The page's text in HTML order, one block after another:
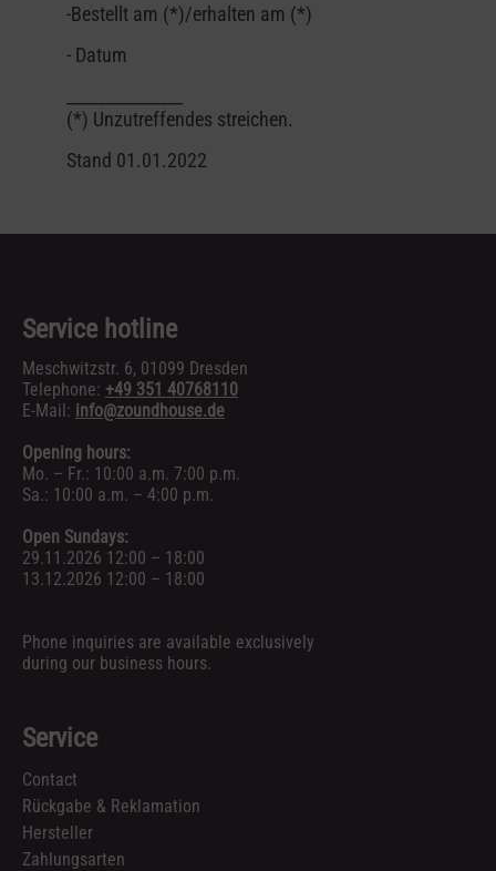
-Bestellt am (*)/erhalten am (*)
- Datum
(*) Unzutreffendes streichen.
Stand 01.01.2022
Service hotline
Meschwitzstr. 6, 01099 Dresden
Telephone: +49 351 40768110
E-Mail: info@zoundhouse.de
Opening hours:
Mo. – Fr.: 10:00 a.m. 7:00 p.m.
Sa.: 10:00 a.m. – 4:00 p.m.
Open Sundays:
29.11.2026 12:00 – 18:00
13.12.2026 12:00 – 18:00
Phone inquiries are available exclusively
during our business hours.
Service
Contact
Rückgabe & Reklamation
Hersteller
Zahlungsarten